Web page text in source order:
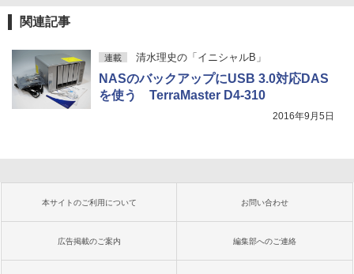
関連記事
連載 清水理史の「イニシャルB」
NASのバックアップにUSB 3.0対応DAS
を使う TerraMaster D4-310
2016年9月5日
本サイトのご利用について お問い合わせ
広告掲載のご案内 編集部へのご連絡